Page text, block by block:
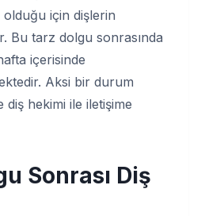
için dişlerin
Bu tarz dolgu sonrasında
içerisinde
Aksi bir durum
diş hekimi ile iletişime
Sonrası Diş